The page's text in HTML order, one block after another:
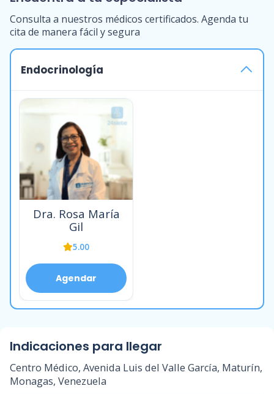
Consulta a nuestros médicos certificados. Agenda tu
cita de manera fácil y segura
Endocrinología
Dra. Rosa María
Gil
5.00
Agendar
Indicaciones para llegar
Centro Médico, Avenida Luis del Valle García, Maturín,
Monagas, Venezuela